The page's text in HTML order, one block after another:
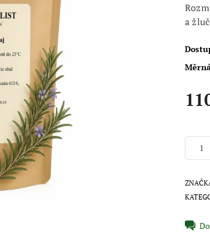
a